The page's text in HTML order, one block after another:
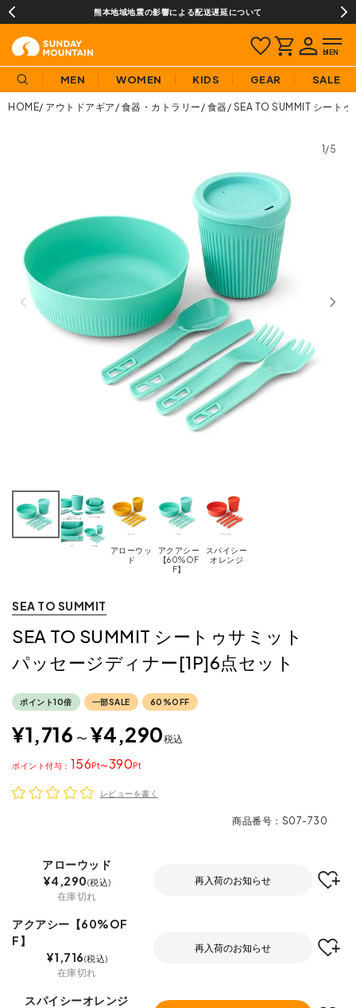
熊本地域地震の影響による配送遅延について
MEN WOMEN KIDS GEAR SALE
HOME アウトドアギア 食器・カトラリー 食器 SEA TO SUMMIT シート
1/5
アローウッ
ド
アクアシー
【60%OF
F】
スパイシー
オレンジ
SEA TO SUMMIT
SEA TO SUMMIT シートゥサミット
パッセージディナー[1P]6点セット
ポイント10倍 一部SALE 60%OFF
¥1,716 〜 ¥4,290税込
156 〜390
ポイント
レビューを書く
商品番号 S07-730
アローウッド
¥4,290 税込
在庫切れ
再入荷のお知らせ
アクアシー【60%OF
F】
¥1,716 税込
在庫切れ
再入荷のお知らせ
スパイシーオレンジ